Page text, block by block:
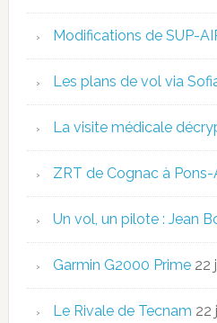
Modifications de SUP-
Les plans de vol via
La visite médicale
ZRT de Cognac à Pons-
Un vol, un pilote : Jean
Garmin G2000 Prime 22
Le Rivale de Tecnam 22